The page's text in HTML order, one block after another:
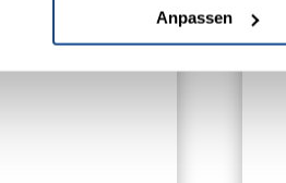
Anpassen